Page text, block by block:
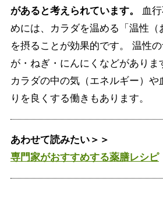
があると考えられています。
血
めには、カラダを温める「温性（
を摂ることが効果的です。 温性
が・ねぎ・にんにくなどがありま
カラダの中の気（エネルギー）や
りを良くする働きもあります。
あわせて読みたい＞＞
専門家がおすすめする薬膳レシピ